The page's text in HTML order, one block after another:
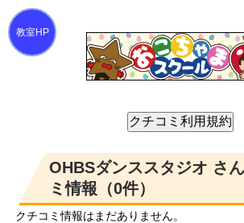
OHBSダンススタジオ さ
ミ情報（0件）
クチコミ情報はまだありません。